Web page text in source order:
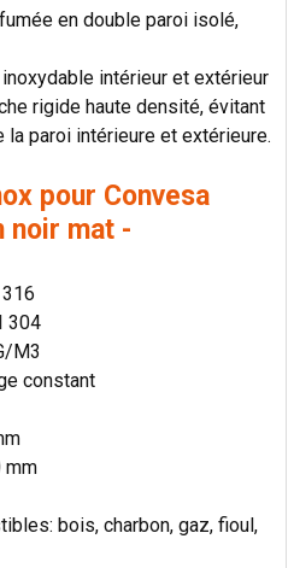
en double paroi isolé,
intérieur et extérieur
rigide haute densité, évitant
paroi intérieure et extérieure.
pour Convesa
noir mat -
304
M3
constant
mm
bois, charbon, gaz, fioul,